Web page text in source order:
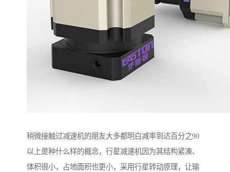
稍微接触过减速机的朋友大多都明白减率到达百分之90
以上是种什么样的概念，行星减速机因为其结构紧凑、
体积很小，占地面积也更小，采用行星转动原理，让输